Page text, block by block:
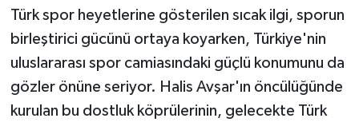
Türk spor heyetlerine gösterilen sıcak ilgi, sporun
birleştirici gücünü ortaya koyarken, Türkiye'nin
uluslararası spor camiasındaki güçlü konumunu da
gözler önüne seriyor. Halis Avşar'ın öncülüğünde
kurulan bu dostluk köprülerinin, gelecekte Türk